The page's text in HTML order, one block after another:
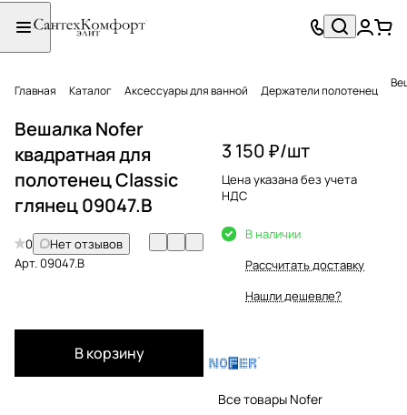
Главная Каталог Аксессуары для ванной Держатели полотенец
Вешалка Nofer
квадратная для
полотенец Classic
глянец 09047.B
0
Нет отзывов
Арт.09047.B
В корзину
3 150 ₽/шт
Цена указана без учета
НДС
В наличии
Рассчитать доставку
Нашли дешевле?
Все товары Nofer